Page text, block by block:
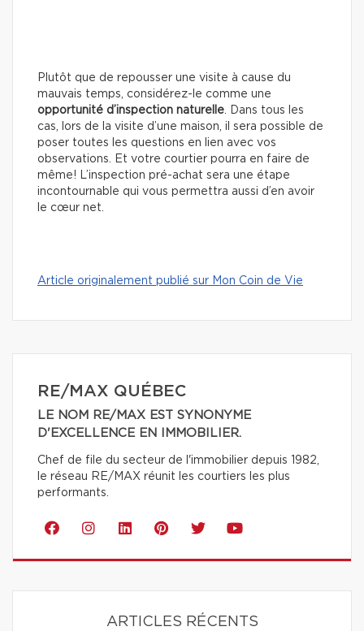
Plutôt que de repousser une visite à cause du
mauvais temps, considérez-le comme une
opportunité d’inspection naturelle. Dans tous les
cas, lors de la visite d’une maison, il sera possible de
poser toutes les questions en lien avec vos
observations. Et votre courtier pourra en faire de
même! L’inspection pré-achat sera une étape
incontournable qui vous permettra aussi d’en avoir
le cœur net.
Article originalement publié sur Mon Coin de Vie
RE/MAX QUÉBEC
LE NOM RE/MAX EST SYNONYME
D'EXCELLENCE EN IMMOBILIER.
Chef de file du secteur de l'immobilier depuis 1982,
le réseau RE/MAX réunit les courtiers les plus
performants.
ARTICLES RÉCENTS